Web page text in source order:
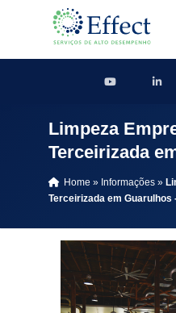
Limpeza
Terceirizada
Home » Informações »
Terceirizada em Guarulhos